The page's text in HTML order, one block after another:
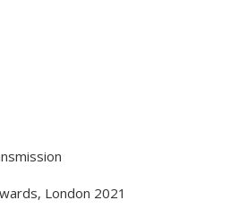
London 2021